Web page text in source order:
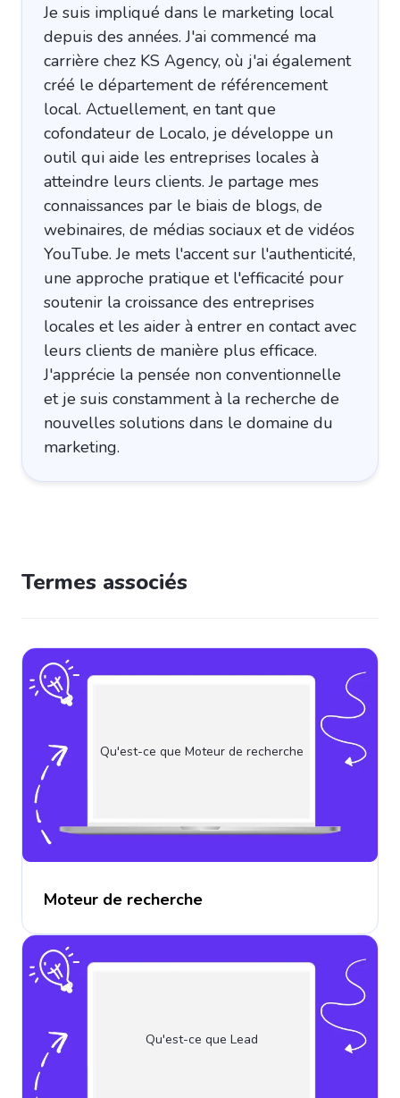
Je suis impliqué dans le marketing local
depuis des années. J'ai commencé ma
carrière chez KS Agency, où j'ai également
créé le département de référencement
local. Actuellement, en tant que
cofondateur de Localo, je développe un
outil qui aide les entreprises locales à
atteindre leurs clients. Je partage mes
connaissances par le biais de blogs, de
webinaires, de médias sociaux et de vidéos
YouTube. Je mets l'accent sur l'authenticité,
une approche pratique et l'efficacité pour
soutenir la croissance des entreprises
locales et les aider à entrer en contact avec
leurs clients de manière plus efficace.
J'apprécie la pensée non conventionnelle
et je suis constamment à la recherche de
nouvelles solutions dans le domaine du
marketing.
Termes associés
Qu'est-ce que Moteur de recherche
Moteur de recherche
Qu'est-ce que Lead